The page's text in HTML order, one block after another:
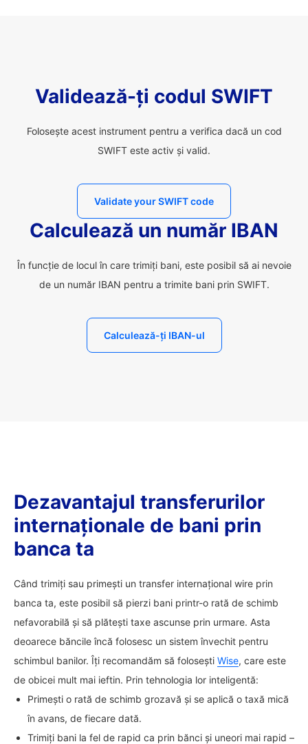
Validează-ți codul SWIFT
Folosește acest instrument pentru a verifica dacă un cod
SWIFT este activ și valid.
Validate your SWIFT code
Calculează un număr IBAN
În funcție de locul în care trimiți bani, este posibil să ai nevoie
de un număr IBAN pentru a trimite bani prin SWIFT.
Calculează-ți IBAN-ul
Dezavantajul transferurilor
internaționale de bani prin
banca ta
Când trimiți sau primești un transfer internațional wire prin
banca ta, este posibil să pierzi bani printr-o rată de schimb
nefavorabilă și să plătești taxe ascunse prin urmare. Asta
deoarece băncile încă folosesc un sistem învechit pentru
schimbul banilor. Îți recomandăm să folosești Wise, care este
de obicei mult mai ieftin. Prin tehnologia lor inteligentă:
Primești o rată de schimb grozavă și se aplică o taxă mică
în avans, de fiecare dată.
Trimiți bani la fel de rapid ca prin bănci și uneori mai rapid –